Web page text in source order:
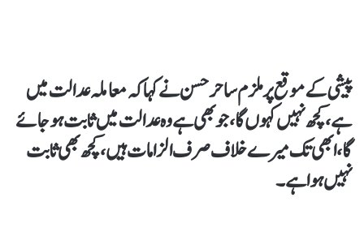
پیشی کےموقع پر ملزم ساحر حسن نےکہا کہ معاملہ عدالت میں
ہے،کچھ نہیں کہوں گا، جو بھی ہے وہ عدالت میں ثابت ہو جائے
گا،ابھی تک میرےخلاف صرف الزامات ہیں،کچھ بھی ثابت
نہیں ہوا ہے۔